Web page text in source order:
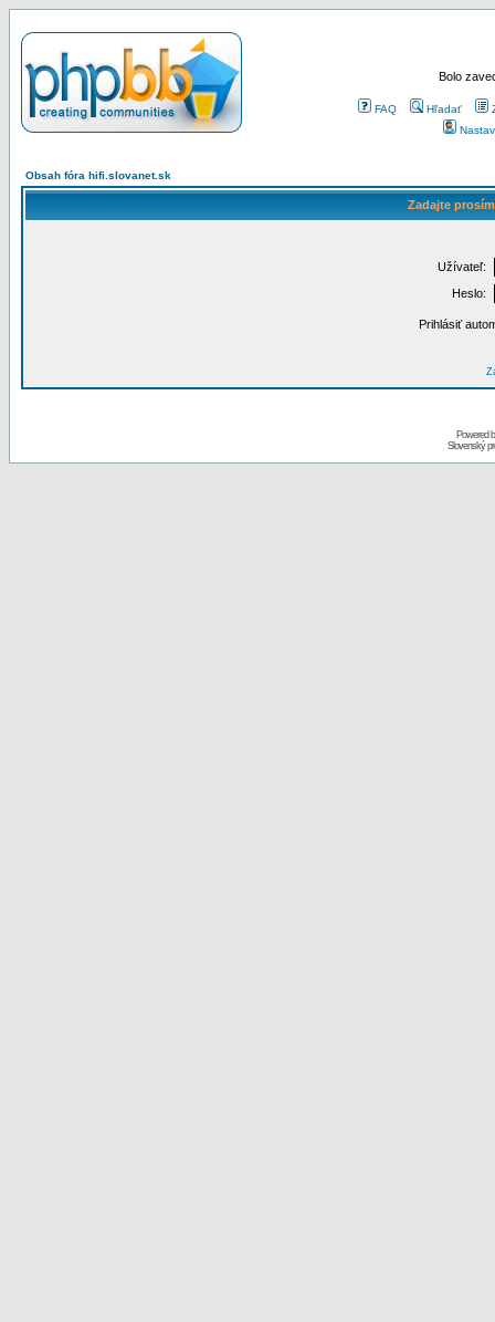
Bolo
FAQ Hľadať
Obsah fóra hifi.slovanet.sk
Zadajte
Užívateľ:
Heslo:
Prihlásiť
Powered
Slovenský